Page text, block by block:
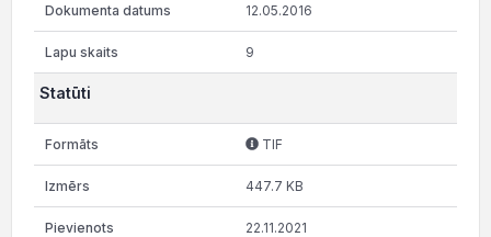
12.05.2016
9
Statūti
TIF
447.7 KB
22.11.2021